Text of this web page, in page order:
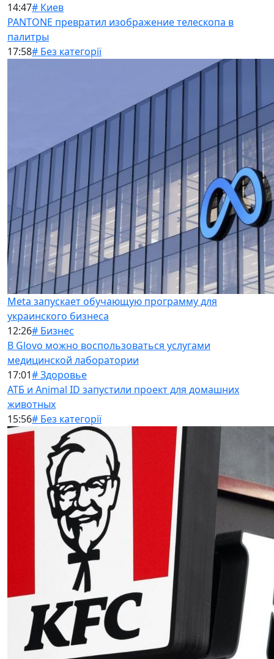
14:47# Киев
PANTONE превратил изображение телескопа в
палитры
17:58# Без категорії
Meta запускает обучающую программу для
украинского бизнеса
12:26# Бизнес
В Glovo можно воспользоваться услугами
медицинской лаборатории
17:01# Здоровье
АТБ и Animal ID запустили проект для домашних
животных
15:56# Без категорії